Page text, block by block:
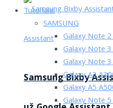
Samsung Bixby
Tutorialai
SAMSUNG
Galaxy Note
Galaxy Note
Galaxy Note
Galaxy A3
Galaxy A5
Galaxy Note